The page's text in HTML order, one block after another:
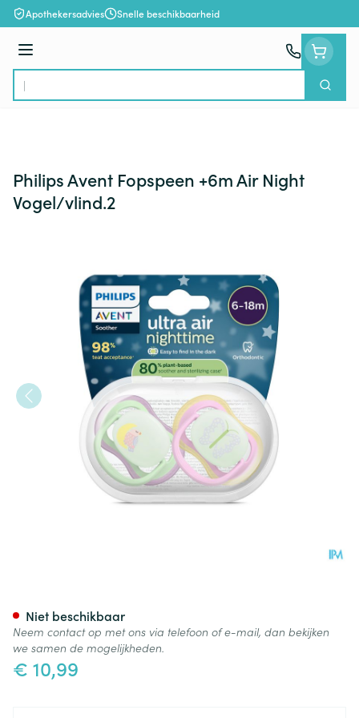
Ga naar de inhoud
Apothekersadvies Snelle beschikbaarheid
Menu
Product, merk, categorie...
Zoek
Philips Avent Fopspeen +6m Air Night
Vogel/vlind.2
€ 10,99
Niet beschikbaar
Neem contact op met ons via telefoon of e-mail, dan bekijken
we samen de mogelijkheden.